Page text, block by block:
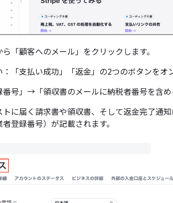
ら「顧客へのメール」をクリックします。
：「支払い成功」「返金」の2つのボタンをオ
番号」→「領収書のメールに納税者番号を含め
トに届く請求書や領収書、そして返金完了通
登録番号）が記載されます。